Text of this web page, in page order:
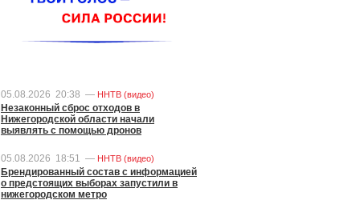
05.08.2026 20:38 — ННТВ (видео)
Незаконный сброс отходов в
Нижегородской области начали
выявлять с помощью дронов
05.08.2026 18:51 — ННТВ (видео)
Брендированный состав с информацией
о предстоящих выборах запустили в
нижегородском метро